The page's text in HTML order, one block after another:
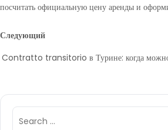
посчитать официальную цену аренды и
Следующий
Contratto transitorio в Турине: когда можно